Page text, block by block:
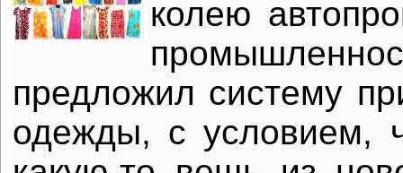
колею
предложил систему
одежды, с условием,